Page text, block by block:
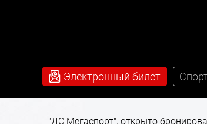
Электронный билет
"ДС Мегаспорт", открыто